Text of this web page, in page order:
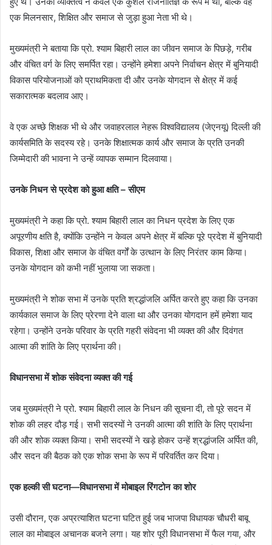
एक मिलनसार, शिक्षित और समाज से जुड़ा हुआ नेता भी थे।
मुख्यमंत्री ने बताया कि प्रो. श्याम बिहारी लाल का जीवन समाज के पिछड़े, गरीब
और वंचित वर्ग के लिए समर्पित रहा। उन्होंने हमेशा अपने निर्वाचन क्षेत्र में बुनियादी
विकास परियोजनाओं को प्राथमिकता दी और उनके योगदान से क्षेत्र में कई
सकारात्मक बदलाव आए।
वे एक अच्छे शिक्षक भी थे और जवाहरलाल नेहरू विश्वविद्यालय (जेएनयू) दिल्ली की
कार्यसमिति के सदस्य रहे। उनके शिक्षात्मक कार्य और समाज के प्रति उनकी
जिम्मेदारी की भावना ने उन्हें व्यापक सम्मान दिलवाया।
उनके निधन से प्रदेश को हुआ क्षति – सीएम
मुख्यमंत्री ने कहा कि प्रो. श्याम बिहारी लाल का निधन प्रदेश के लिए एक
अपूरणीय क्षति है, क्योंकि उन्होंने न केवल अपने क्षेत्र में बल्कि पूरे प्रदेश में बुनियादी
विकास, शिक्षा और समाज के वंचित वर्गों के उत्थान के लिए निरंतर काम किया।
उनके योगदान को कभी नहीं भुलाया जा सकता।
मुख्यमंत्री ने शोक सभा में उनके प्रति श्रद्धांजलि अर्पित करते हुए कहा कि उनका
कार्यकाल समाज के लिए प्रेरणा देने वाला था और उनका योगदान हमें हमेशा याद
रहेगा। उन्होंने उनके परिवार के प्रति गहरी संवेदना भी व्यक्त की और दिवंगत
आत्मा की शांति के लिए प्रार्थना की।
विधानसभा में शोक संवेदना व्यक्त की गई
जब मुख्यमंत्री ने प्रो. श्याम बिहारी लाल के निधन की सूचना दी, तो पूरे सदन में
शोक की लहर दौड़ गई। सभी सदस्यों ने उनकी आत्मा की शांति के लिए प्रार्थना
की और शोक व्यक्त किया। सभी सदस्यों ने खड़े होकर उन्हें श्रद्धांजलि अर्पित की,
और सदन की बैठक को एक शोक सभा के रूप में परिवर्तित कर दिया।
एक हल्की सी घटना—विधानसभा में मोबाइल रिंगटोन का शोर
उसी दौरान, एक अप्रत्याशित घटना घटित हुई जब भाजपा विधायक चौधरी बाबू
लाल का मोबाइल अचानक बजने लगा। यह शोर पूरी विधानसभा में फैल गया, और